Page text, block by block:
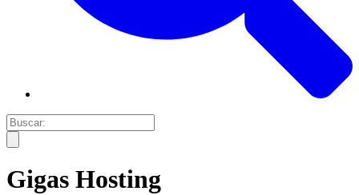
Gigas Hosting